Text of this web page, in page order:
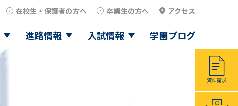
在校生・保護者の方へ 卒業生の方へ アクセス
進路情報 入試情報 学園ブログ
資料請求